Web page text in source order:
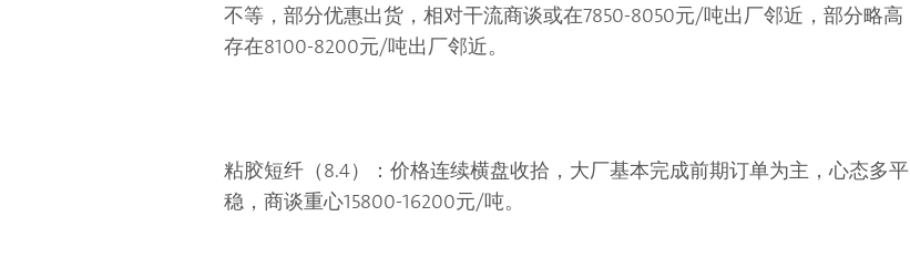
不等，部分优惠出货，相对干流商谈或在7850-8050元/吨出厂邻近，部分略高
存在8100-8200元/吨出厂邻近。
粘胶短纤（8.4）：价格连续横盘收拾，大厂基本完成前期订单为主，心态多平
稳，商谈重心15800-16200元/吨。